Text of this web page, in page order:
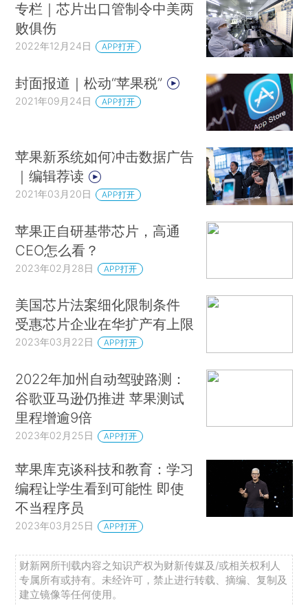
专栏｜芯片出口管制令中美两
败俱伤
2022年12月24日 APP打开
封面报道｜松动“苹果税”
2021年09月24日 APP打开
苹果新系统如何冲击数据广告
｜编辑荐读
2021年03月20日 APP打开
苹果正自研基带芯片，高通
CEO怎么看？
2023年02月28日 APP打开
美国芯片法案细化限制条件
受惠芯片企业在华扩产有上限
2023年03月22日 APP打开
2022年加州自动驾驶路测：
谷歌亚马逊仍推进 苹果测试
里程增逾9倍
2023年02月25日 APP打开
苹果库克谈科技和教育：学习
编程让学生看到可能性 即使
不当程序员
2023年03月25日 APP打开
财新网所刊载内容之知识产权为财新传媒及/或相关权利人
专属所有或持有。未经许可，禁止进行转载、摘编、复制及
建立镜像等任何使用。